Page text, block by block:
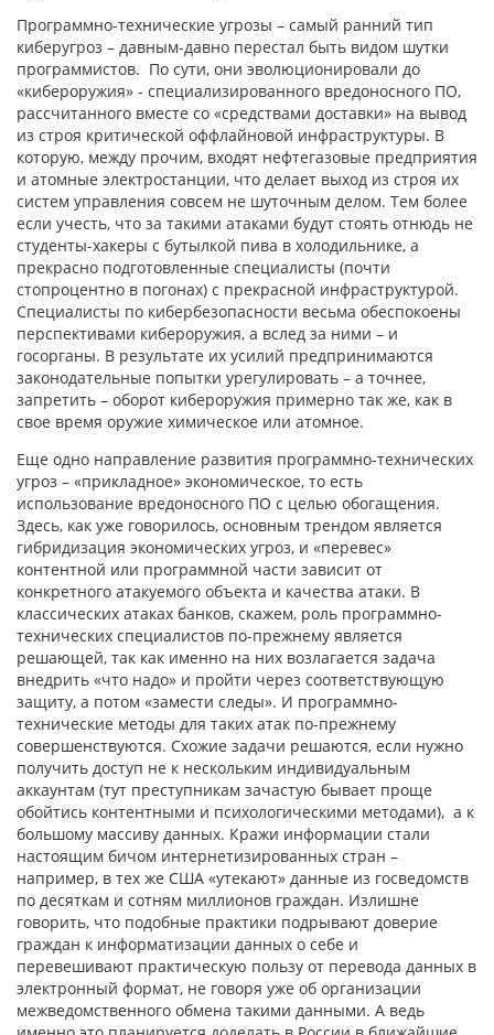
Программно-технические угрозы – самый ранний тип
киберугроз – давным-давно перестал быть видом шутки
программистов. По сути, они эволюционировали до
«кибероружия» - специализированного вредоносного ПО,
рассчитанного вместе со «средствами доставки» на вывод
из строя критической оффлайновой инфраструктуры. В
которую, между прочим, входят нефтегазовые предприятия
и атомные электростанции, что делает выход из строя их
систем управления совсем не шуточным делом. Тем более
если учесть, что за такими атаками будут стоять отнюдь не
студенты-хакеры с бутылкой пива в холодильнике, а
прекрасно подготовленные специалисты (почти
стопроцентно в погонах) с прекрасной инфраструктурой.
Специалисты по кибербезопасности весьма обеспокоены
перспективами кибероружия, а вслед за ними – и
госорганы. В результате их усилий предпринимаются
законодательные попытки урегулировать – а точнее,
запретить – оборот кибероружия примерно так же, как в
свое время оружие химическое или атомное.
Еще одно направление развития программно-технических
угроз – «прикладное» экономическое, то есть
использование вредоносного ПО с целью обогащения.
Здесь, как уже говорилось, основным трендом является
гибридизация экономических угроз, и «перевес»
контентной или программной части зависит от
конкретного атакуемого объекта и качества атаки. В
классических атаках банков, скажем, роль программно-
технических специалистов по-прежнему является
решающей, так как именно на них возлагается задача
внедрить «что надо» и пройти через соответствующую
защиту, а потом «замести следы». И программно-
технические методы для таких атак по-прежнему
совершенствуются. Схожие задачи решаются, если нужно
получить доступ не к нескольким индивидуальным
аккаунтам (тут преступникам зачастую бывает проще
обойтись контентными и психологическими методами), а к
большому массиву данных. Кражи информации стали
настоящим бичом интернетизированных стран –
например, в тех же США «утекают» данные из госведомств
по десяткам и сотням миллионов граждан. Излишне
говорить, что подобные практики подрывают доверие
граждан к информатизации данных о себе и
перевешивают практическую пользу от перевода данных в
электронный формат, не говоря уже об организации
межведомственного обмена такими данными. А ведь